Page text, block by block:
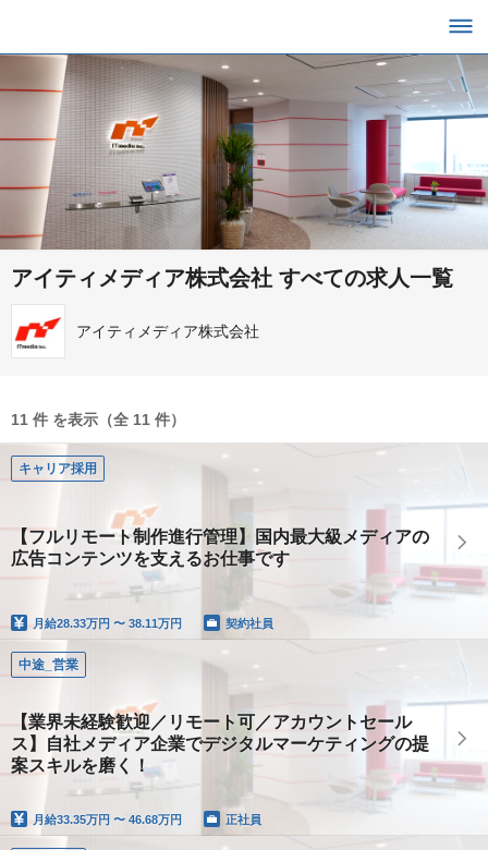
アイティメディア株式会社 すべての求人一覧
アイティメディア株式会社
11 件 を表示（全 11 件）
キャリア採用
【フルリモート制作進行管理】国内最大級メディアの
広告コンテンツを支えるお仕事です
月給28.33万円 〜 38.11万円 契約社員
中途_営業
【業界未経験歓迎／リモート可／アカウントセール
ス】自社メディア企業でデジタルマーケティングの提
案スキルを磨く！
月給33.35万円 〜 46.68万円 正社員